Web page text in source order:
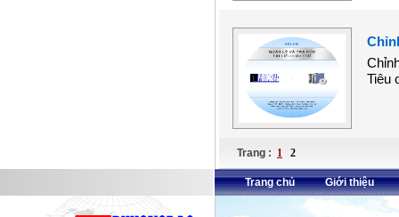
Tiêu
Trang : 1 2
Trang chủ Giới thiệu